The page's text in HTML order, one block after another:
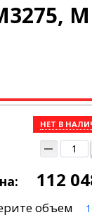
НЕТ В
112
объем